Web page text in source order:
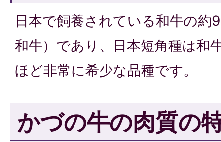
日本で飼養されている和牛の約
和牛）であり、日本短角種は和
ほど非常に希少な品種です。
かづの牛の肉質の